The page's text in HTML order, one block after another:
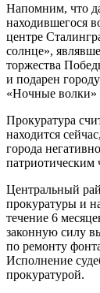
Напомним, что
находившегося
центре
солнце»,
торжества
и подарен
«Ночные волки»
Прокуратура
находится
города
патриотическим
Центральный
прокуратуры и
течение 6
законную силу
по ремонту
Исполнение
прокуратурой.